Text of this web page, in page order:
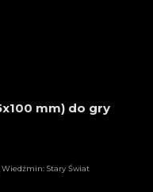
mm) do gry
Wiedźmin: Stary Świat